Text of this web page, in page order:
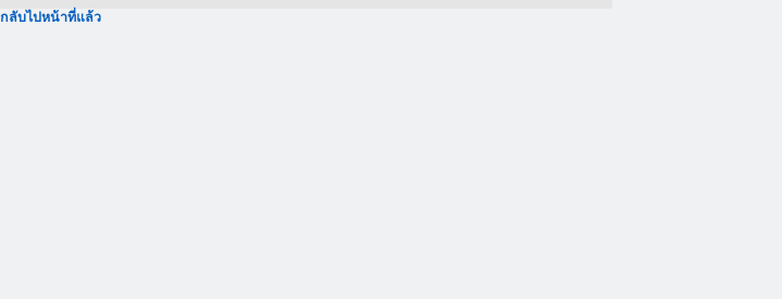
กลับไปหน้าที่แล้ว